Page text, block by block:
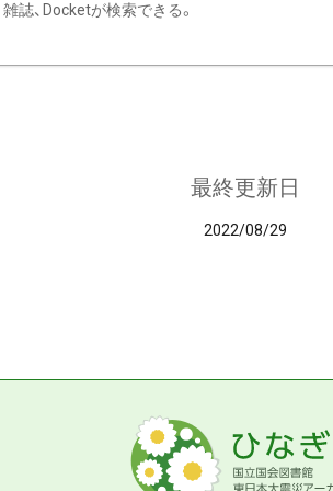
雑誌、Docketが検索できる。
最終更新日
2022/08/29